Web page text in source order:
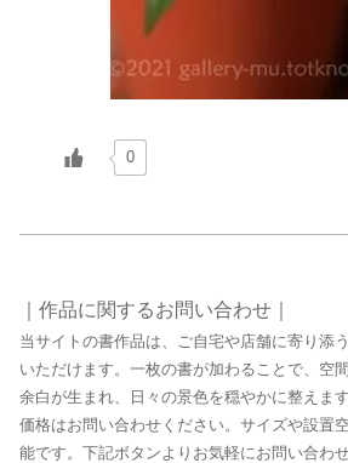
0
｜作品に関するお問い合わせ｜
当サイトの書作品は、ご自宅や店舗に寄り添
いただけます。一枚の書が加わることで、空
余白が生まれ、日々の景色を穏やかに整えます
価格はお問い合わせください。サイズや設置
能です。下記ボタンよりお気軽にお問い合わせ